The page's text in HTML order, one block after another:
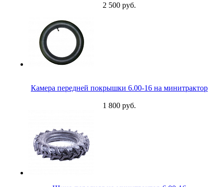
2 500 руб.
Камера передней покрышки 6.00-16 на минитрактор
1 800 руб.